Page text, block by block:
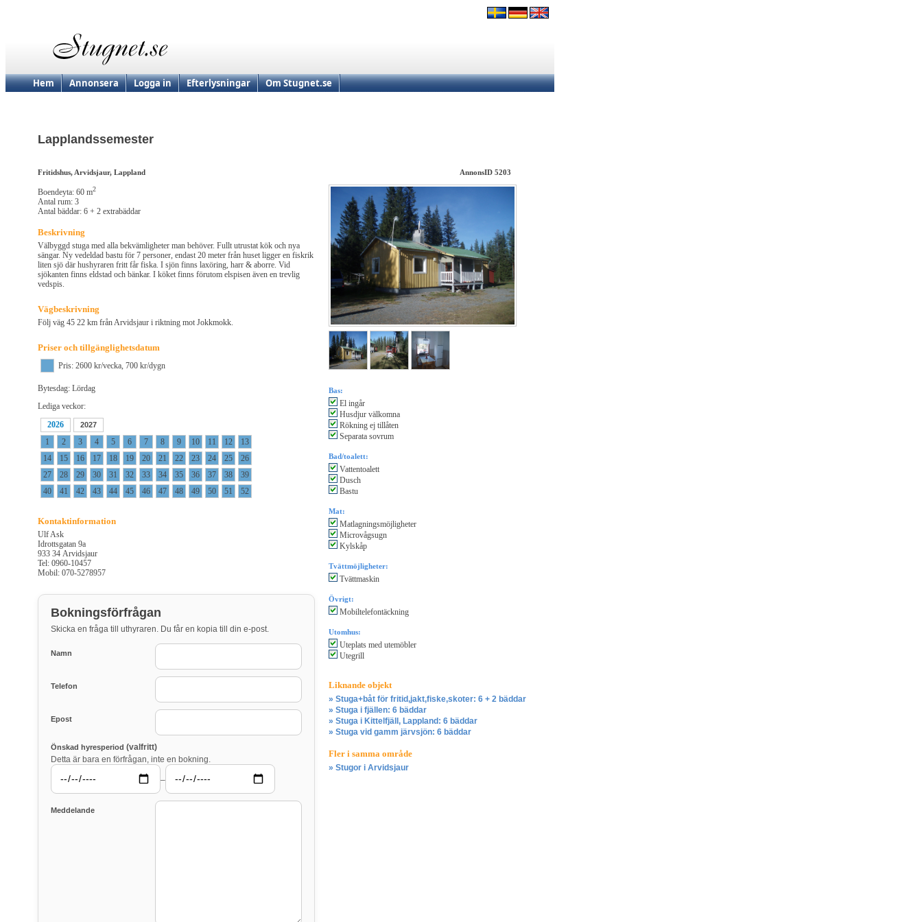
Hem Annonsera Logga in Efterlysningar Om Stugnet.se
Lapplandssemester
Fritidshus, Arvidsjaur, Lappland AnnonsID 5203
Boendeyta: 60 m2
Antal rum: 3
Antal bäddar: 6 + 2 extrabäddar
Beskrivning
Välbyggd stuga med alla bekvämligheter man behöver. Fullt utrustat kök och nya
sängar. Ny vedeldad bastu för 7 personer, endast 20 meter från huset ligger en fiskrik
liten sjö där hushyraren fritt får fiska. I sjön finns laxöring, harr & aborre. Vid
sjökanten finns eldstad och bänkar. I köket finns förutom elspisen även en trevlig
vedspis.
Vägbeskrivning
Följ väg 45 22 km från Arvidsjaur i riktning mot Jokkmokk.
Priser och tillgänglighetsdatum
Pris: 2600 kr/vecka, 700 kr/dygn
Bytesdag: Lördag
Lediga veckor:
2026
2027
1 2 3 4 5 6 7 8 9 10 11 12
13
14
15 16 17 18 19 20 21 22 23 24 25
26
27
28 29 30 31 32 33 34 35 36 37 38
39
40
41 42 43 44 45 46 47 48 49 50 51 52
Kontaktinformation
Ulf Ask
Idrottsgatan 9a
933 34 Arvidsjaur
Tel: 0960-10457
Mobil: 070-5278957
Bokningsförfrågan
Skicka en fråga till uthyraren. Du får en kopia till din e-post.
Namn
Telefon
Epost
Önskad hyresperiod (valfritt)
Detta är bara en förfrågan, inte en bokning.
–
Meddelande
Bas:
El ingår
Husdjur välkomna
Rökning ej tillåten
Separata sovrum
Bad/toalett:
Vattentoalett
Dusch
Bastu
Mat:
Matlagningsmöjligheter
Microvågsugn
Kylskåp
Tvättmöjligheter:
Tvättmaskin
Övrigt:
Mobiltelefontäckning
Utomhus:
Uteplats med utemöbler
Utegrill
Liknande objekt
» Stuga+båt för fritid,jakt,fiske,skoter: 6 + 2 bäddar
» Stuga i fjällen: 6 bäddar
» Stuga i Kittelfjäll, Lappland: 6 bäddar
» Stuga vid gamm järvsjön: 6 bäddar
Fler i samma område
» Stugor i Arvidsjaur